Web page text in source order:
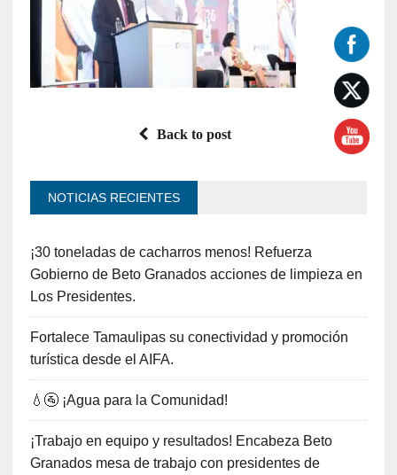
Back to post
NOTICIAS RECIENTES
¡30 toneladas de cacharros menos! Refuerza
Gobierno de Beto Granados acciones de limpieza en
Los Presidentes.
Fortalece Tamaulipas su conectividad y promoción
turística desde el AIFA.
💧🚰 ¡Agua para la Comunidad!
¡Trabajo en equipo y resultados! Encabeza Beto
Granados mesa de trabajo con presidentes de